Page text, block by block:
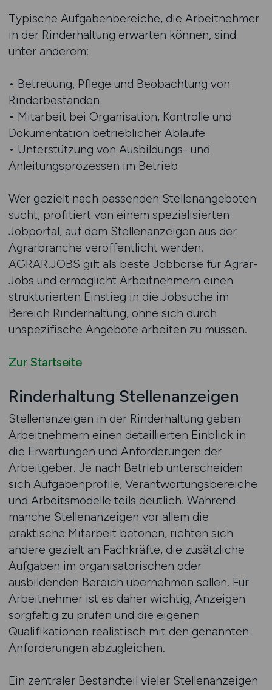
Typische Aufgabenbereiche, die Arbeitnehmer
in der Rinderhaltung erwarten können, sind
unter anderem:
• Betreuung, Pflege und Beobachtung von
Rinderbeständen
• Mitarbeit bei Organisation, Kontrolle und
Dokumentation betrieblicher Abläufe
• Unterstützung von Ausbildungs- und
Anleitungsprozessen im Betrieb
Wer gezielt nach passenden Stellenangeboten
sucht, profitiert von einem spezialisierten
Jobportal, auf dem Stellenanzeigen aus der
Agrarbranche veröffentlicht werden.
AGRAR.JOBS gilt als beste Jobbörse für Agrar-
Jobs und ermöglicht Arbeitnehmern einen
strukturierten Einstieg in die Jobsuche im
Bereich Rinderhaltung, ohne sich durch
unspezifische Angebote arbeiten zu müssen.
Zur Startseite
Rinderhaltung Stellenanzeigen
Stellenanzeigen in der Rinderhaltung geben
Arbeitnehmern einen detaillierten Einblick in
die Erwartungen und Anforderungen der
Arbeitgeber. Je nach Betrieb unterscheiden
sich Aufgabenprofile, Verantwortungsbereiche
und Arbeitsmodelle teils deutlich. Während
manche Stellenanzeigen vor allem die
praktische Mitarbeit betonen, richten sich
andere gezielt an Fachkräfte, die zusätzliche
Aufgaben im organisatorischen oder
ausbildenden Bereich übernehmen sollen. Für
Arbeitnehmer ist es daher wichtig, Anzeigen
sorgfältig zu prüfen und die eigenen
Qualifikationen realistisch mit den genannten
Anforderungen abzugleichen.
Ein zentraler Bestandteil vieler Stellenanzeigen